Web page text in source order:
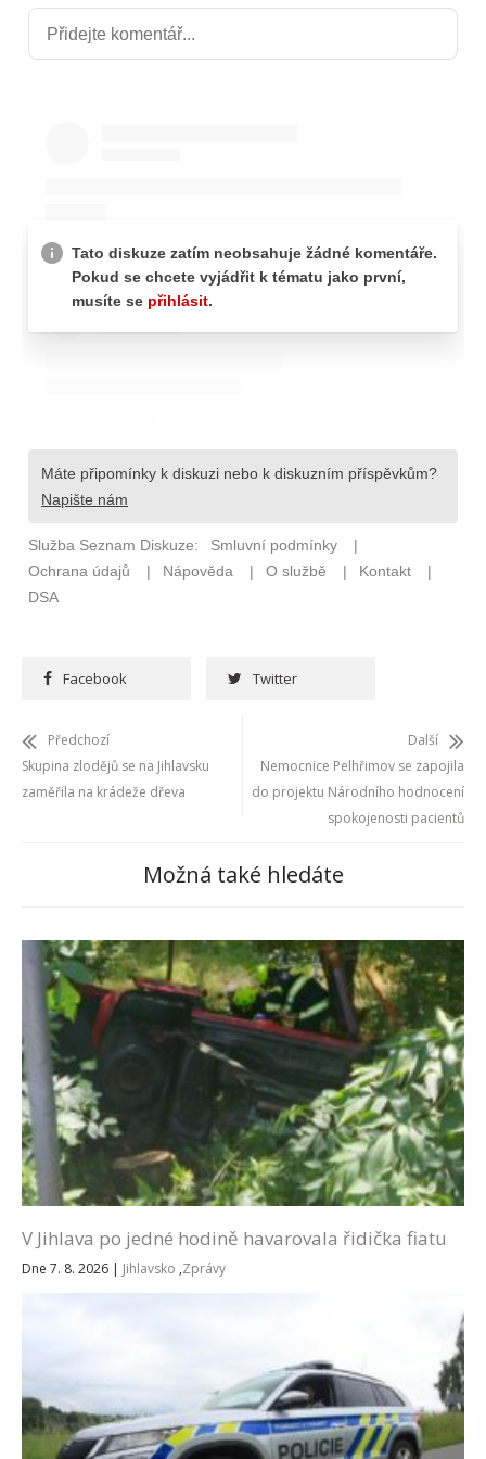
Facebook Twitter
Předchozí
Skupina zlodějů se na Jihlavsku
zaměřila na krádeže dřeva
Další
Nemocnice Pelhřimov se zapojila
do projektu Národního hodnocení
spokojenosti pacientů
Možná také hledáte
V Jihlava po jedné hodině havarovala řidička fiatu
Dne 7. 8. 2026 | Jihlavsko ,Zprávy